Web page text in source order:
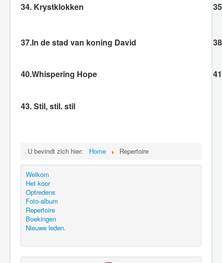
34. Krystklokken
37.In de stad van koning David
40.Whispering Hope
43. Stil, stil. stil
U bevindt zich hier: Home Repertoire
Welkom
Het koor
Optredens
Foto-album
Repertoire
Boekingen
Nieuwe leden.